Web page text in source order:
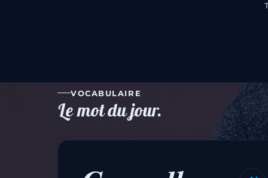
VOCABULAIRE
Le mot du jour.